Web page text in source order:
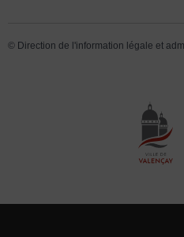
© Direction de l'information légale et